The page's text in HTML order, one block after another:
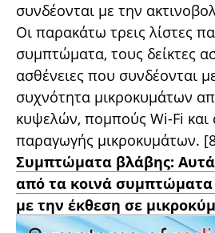
συνδέονται με την
Οι παρακάτω τρεις λίστες
συμπτώματα, τους δείκτες
ασθένειες που συνδέονται
συχνότητα μικροκυμάτων
κυψελών, πομπούς Wi-Fi και
παραγωγής μικροκυμάτων.
Συμπτώματα βλάβης: Αυτά
από τα κοινά
με την έκθεση σε